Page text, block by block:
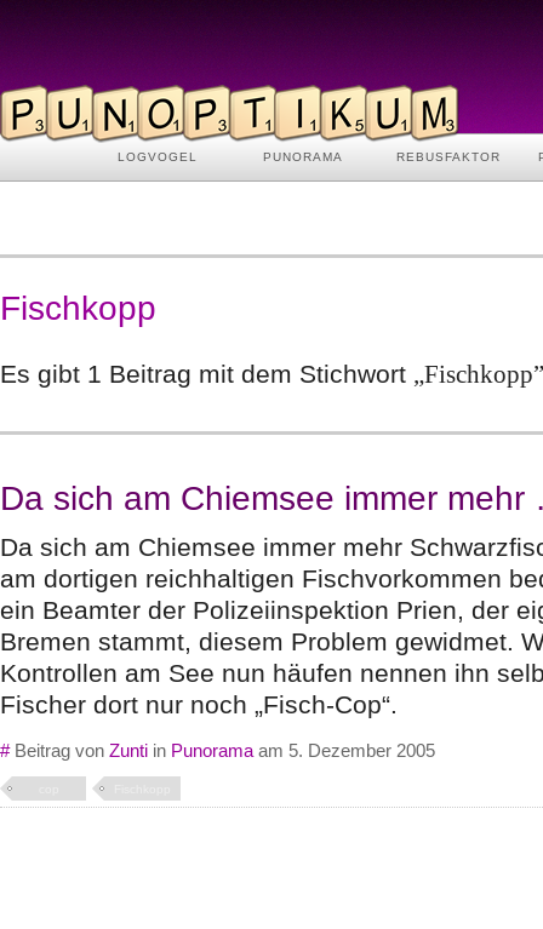
LOGVOGEL PUNORAMA REBUSFAKTOR
Fischkopp
Es gibt 1 Beitrag mit dem Stichwort „Fischkopp”
Da sich am Chiemsee immer
Da sich am Chiemsee immer mehr
am dortigen reichhaltigen Fischvorkommen
ein Beamter der Polizeiinspektion Prien, der
Bremen stammt, diesem Problem gewidmet.
Kontrollen am See nun häufen nennen ihn
Fischer dort nur noch „Fisch-Cop“.
#Beitrag von Zunti in Punorama am 5. Dezember 2005